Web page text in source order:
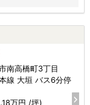
南高橋町3丁目
線 大垣 バス6分停
万円 /坪)